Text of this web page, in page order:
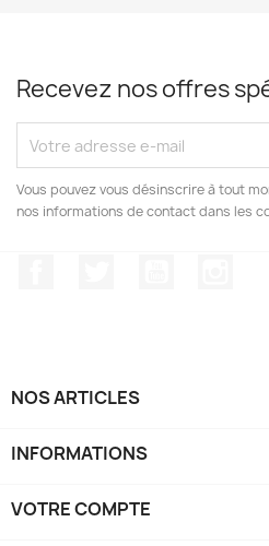
Recevez nos offres
Vous pouvez vous désinscrire à tout
nos informations de contact dans les
NOS ARTICLES
INFORMATIONS
VOTRE COMPTE